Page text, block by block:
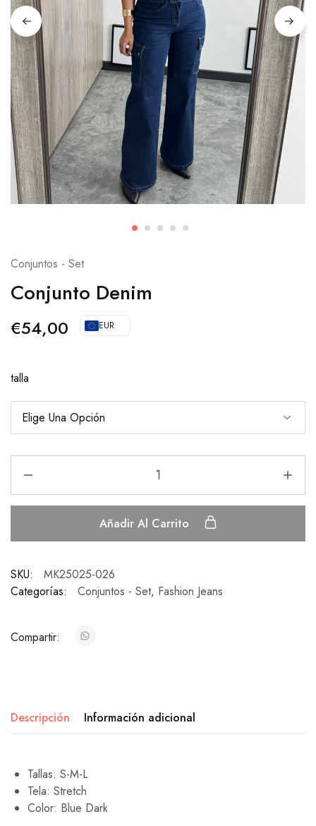
Conjuntos - Set
Conjunto Denim
€54,00 EUR
talla
Añadir Al Carrito
SKU:
MK25025-026
Categorías:
Conjuntos - Set, Fashion Jeans
Compartir:
Descripción Información adicional
Tallas: S-M-L
Tela: Stretch
Color: Blue Dark